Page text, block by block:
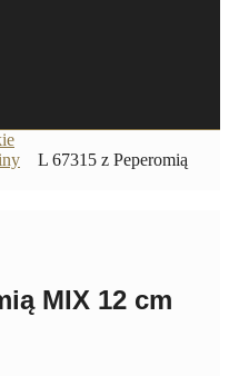
L 67315 z Peperomią
MIX 12 cm